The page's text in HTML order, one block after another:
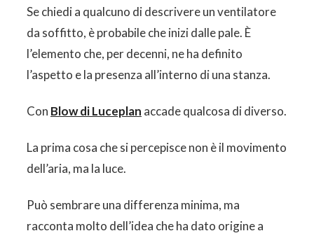
Se chiedi a qualcuno di descrivere un ventilatore
da soffitto, è probabile che inizi dalle pale. È
l’elemento che, per decenni, ne ha definito
l’aspetto e la presenza all’interno di una stanza.
Con Blow di Luceplan accade qualcosa di diverso.
La prima cosa che si percepisce non è il movimento
dell’aria, ma la luce.
Può sembrare una differenza minima, ma
racconta molto dell’idea che ha dato origine a